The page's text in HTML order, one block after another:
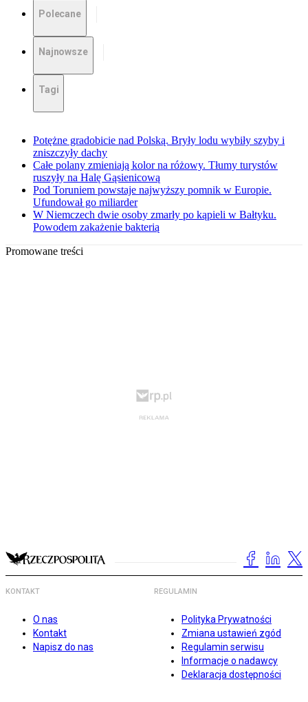
Polecane
Najnowsze
Tagi
Potężne gradobicie nad Polską. Bryły lodu wybiły szyby i
zniszczyły dachy
Całe polany zmieniają kolor na różowy. Tłumy turystów
ruszyły na Halę Gąsienicową
Pod Toruniem powstaje najwyższy pomnik w Europie.
Ufundował go miliarder
W Niemczech dwie osoby zmarły po kąpieli w Bałtyku.
Powodem zakażenie bakterią
Promowane treści
KONTAKT
O nas
Kontakt
Napisz do nas
REGULAMIN
Polityka Prywatności
Zmiana ustawień zgód
Regulamin serwisu
Informacje o nadawcy
Deklaracja dostępności